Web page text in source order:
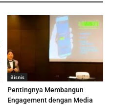
Bisnis
Pentingnya Membangun
Engagement dengan Media